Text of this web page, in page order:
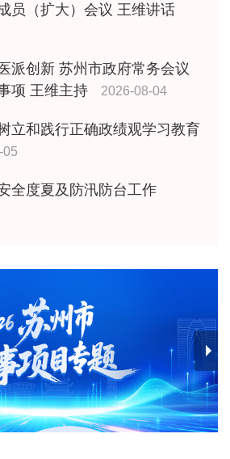
员（扩大）会议 王维讲话
派创新 苏州市政府常务会议
项 王维主持
2026-08-04
立和践行正确政绩观学习教育
05
全度夏及防汛防台工作